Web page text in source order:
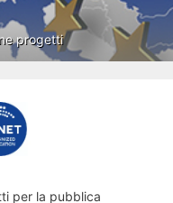
progetti
per la pubblica